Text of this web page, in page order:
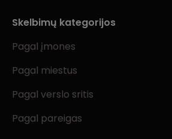
Skelbimų kategorijos
Pagal įmones
Pagal miestus
Pagal verslo sritis
Pagal pareigas